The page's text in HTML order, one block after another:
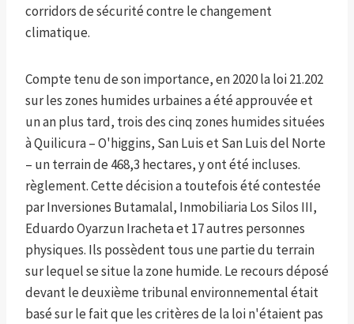
corridors de sécurité contre le changement
climatique.
Compte tenu de son importance, en 2020 la loi 21.202
sur les zones humides urbaines a été approuvée et
un an plus tard, trois des cinq zones humides situées
à Quilicura – O'higgins, San Luis et San Luis del Norte
– un terrain de 468,3 hectares, y ont été incluses.
règlement. Cette décision a toutefois été contestée
par Inversiones Butamalal, Inmobiliaria Los Silos III,
Eduardo Oyarzun Iracheta et 17 autres personnes
physiques. Ils possèdent tous une partie du terrain
sur lequel se situe la zone humide. Le recours déposé
devant le deuxième tribunal environnemental était
basé sur le fait que les critères de la loi n'étaient pas